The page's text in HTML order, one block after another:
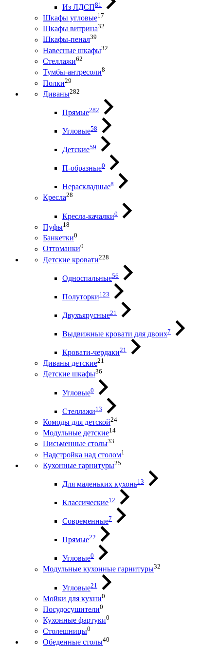
Из ЛДСП81
Шкафы угловые17
Шкафы витрина32
Шкафы-пенал39
Навесные шкафы32
Стеллажи62
Тумбы-антресоли8
Полки29
Диваны282
Прямые282
Угловые58
Детские59
П-образные0
Нераскладные8
Кресла28
Кресла-качалки0
Пуфы18
Банкетки0
Оттоманки0
Детские кровати228
Односпальные56
Полуторки123
Двухъярусные21
Выдвижные кровати для двоих7
Кровати-чердаки21
Диваны детские21
Детские шкафы36
Угловые0
Стеллажи13
Комоды для детской24
Модульные детские14
Письменные столы33
Надстройка над столом1
Кухонные гарнитуры25
Для маленьких кухонь13
Классические12
Современные7
Прямые22
Угловые0
Модульные кухонные гарнитуры32
Угловые21
Мойки для кухни0
Посудосушители0
Кухонные фартуки0
Столешницы0
Обеденные столы40